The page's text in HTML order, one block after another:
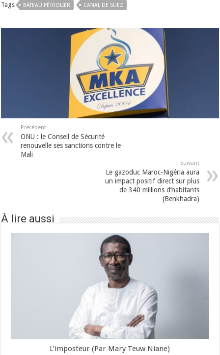
Tags BATEAU PÉTROLIER CANAL DE SUEZ
Précédent
ONU : le Conseil de Sécurité
renouvelle ses sanctions contre le
Mali
Suivant
Le gazoduc Maroc-Nigéria aura
un impact positif direct sur plus
de 340 millions d’habitants
(Benkhadra)
À lire aussi
L’imposteur (Par Mary Teuw Niane)